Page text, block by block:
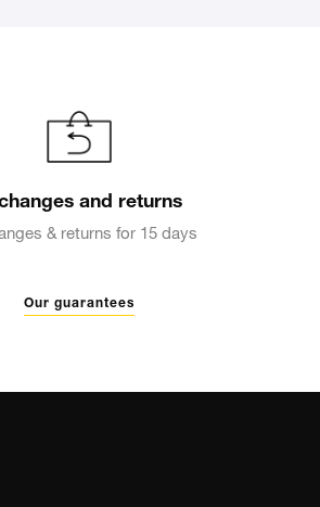
and returns
& returns for 15 days
Our guarantees